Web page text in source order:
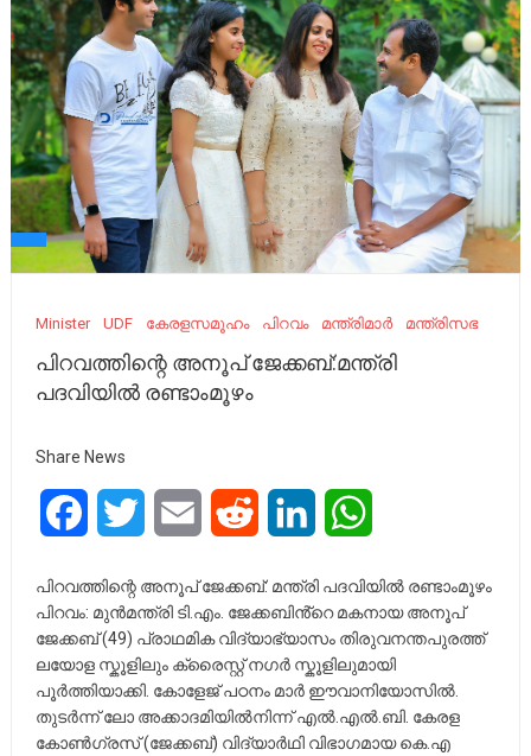
Minister UDF കേരളസമൂഹം പിറവം മന്ത്രിമാർ മന്ത്രിസഭ
പിറവത്തിന്റെ അനൂപ് ജേക്കബ്:മന്ത്രി
പദവിയിൽ രണ്ടാംമൂഴം
Share News
FacebookTwitter Email Reddit LinkedIn
പിറവത്തിന്റെ അനൂപ് ജേക്കബ്: മന്ത്രി പദവിയിൽ രണ്ടാംമൂഴം
പിറവം: മുൻമന്ത്രി ടി.എം. ജേക്കബിൻ്റെ മകനായ അനൂപ്
ജേക്കബ് (49) പ്രാഥമിക വിദ്യാഭ്യാസം തിരുവനന്തപുരത്ത്
ലയോള സ്കൂളിലും ക്രൈസ്റ്റ് നഗർ സ്കൂളിലുമായി
പൂർത്തിയാക്കി. കോളേജ് പഠനം മാർ ഈവാനിയോസിൽ.
തുടർന്ന് ലോ അക്കാദമിയിൽനിന്ന് എൽ.എൽ.ബി. കേരള
കോൺഗ്രസ് (ജേക്കബ്) വിദ്യാർഥി വിഭാഗമായ കെ.എ